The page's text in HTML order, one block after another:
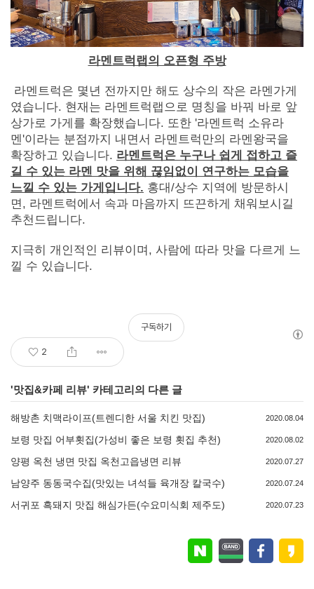
라멘트럭랩의 오픈형 주방
라멘트럭은 몇년 전까지만 해도 상수의 작은 라멘가게
였습니다. 현재는 라멘트럭랩으로 명칭을 바꿔 바로 앞
상가로 가게를 확장했습니다. 또한 '라멘트럭 소유라
멘'이라는 분점까지 내면서 라멘트럭만의 라멘왕국을
확장하고 있습니다. 라멘트럭은 누구나 쉽게 접하고 즐
길 수 있는 라멘 맛을 위해 끊임없이 연구하는 모습을
느낄 수 있는 가게입니다. 홍대/상수 지역에 방문하시
면, 라멘트럭에서 속과 마음까지 뜨끈하게 채워보시길
추천드립니다.
지극히 개인적인 리뷰이며, 사람에 따라 맛을 다르게 느
낄 수 있습니다.
2
구독하기
'맛집&카페 리뷰' 카테고리의 다른 글
해방촌 치맥라이프(트렌디한 서울 치킨 맛집) 2020.08.04
보령 맛집 어부횟집(가성비 좋은 보령 횟집 추천) 2020.08.02
양평 옥천 냉면 맛집 옥천고읍냉면 리뷰 2020.07.27
남양주 동동국수집(맛있는 녀석들 육개장 칼국수) 2020.07.24
서귀포 흑돼지 맛집 해심가든(수요미식회 제주도) 2020.07.23